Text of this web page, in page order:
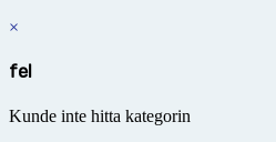
×
fel
Kunde inte hitta kategorin